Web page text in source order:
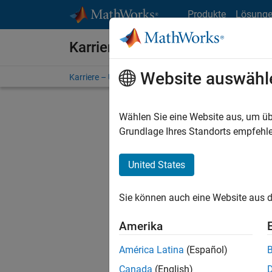
Produkte
Karriere bei MathWorks
Karriere – Übersicht Stellensuche
FILTER:
Stellen
Es
Region
Website
Wählen Sie eine Website aus, um
Grundlage Ihres Standorts
United States
Sie können auch eine Website aus
Amerika
América Latina (Español)
Canada (English)